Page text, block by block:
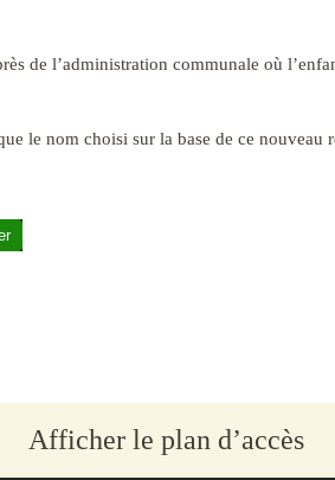
de l’administration communale où
le nom choisi sur la base de ce nouveau
Afficher le plan d’accès